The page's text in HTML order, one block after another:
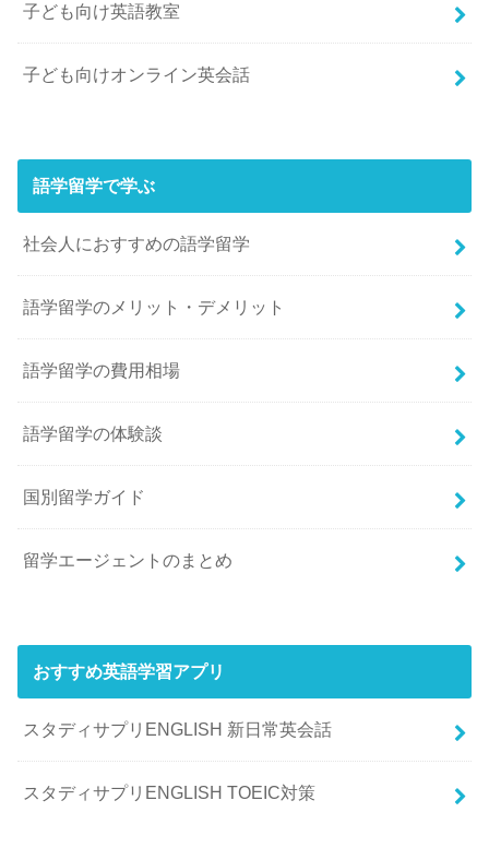
子ども向け英語教室
子ども向けオンライン英会話
語学留学で学ぶ
社会人におすすめの語学留学
語学留学のメリット・デメリット
語学留学の費用相場
語学留学の体験談
国別留学ガイド
留学エージェントのまとめ
おすすめ英語学習アプリ
スタディサプリENGLISH 新日常英会話
スタディサプリENGLISH TOEIC対策